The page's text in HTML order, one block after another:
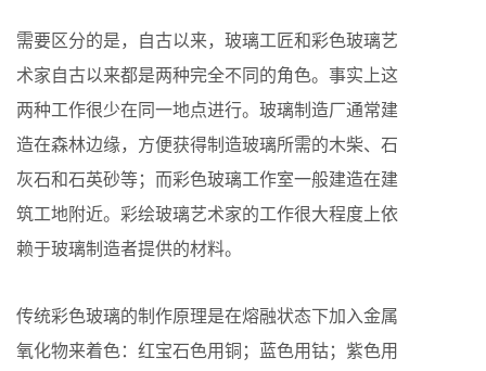
需要区分的是，自古以来，玻璃工匠和彩色玻璃艺
术家自古以来都是两种完全不同的角色。事实上这
两种工作很少在同一地点进行。玻璃制造厂通常建
造在森林边缘，方便获得制造玻璃所需的木柴、石
灰石和石英砂等；而彩色玻璃工作室一般建造在建
筑工地附近。彩绘玻璃艺术家的工作很大程度上依
赖于玻璃制造者提供的材料。
传统彩色玻璃的制作原理是在熔融状态下加入金属
氧化物来着色：红宝石色用铜；蓝色用钴；紫色用